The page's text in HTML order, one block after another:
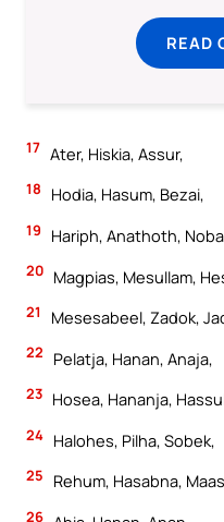
READ
17 Ater, Hiskia, Assur,
18 Hodia, Hasum, Bezai,
19 Hariph, Anathoth,
20 Magpias, Mesullam,
21 Mesesabeel, Zadok,
22 Pelatja, Hanan, Anaja,
23 Hosea, Hananja,
24 Halohes, Pilha, Sobek,
25 Rehum, Hasabna,
26